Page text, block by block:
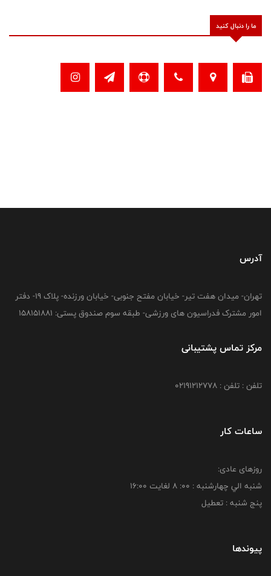
ما را دنبال کنید
آدرس
تهران- میدان هفت تیر- خیابان مفتح جنوبی- خیابان ورزنده- پلاک 19- دفتر
امور مشترک فدراسیون های ورزشی- طبقه سوم صندوق پستی: 158151881
مرکز تماس پشتیبانی
تلفن : تلفن : 02191212778
ساعات کار
روزهای عادی:
شنبه الي چهارشنبه : 00: 8 لغايت 16:00
پنج شنبه : تعطیل
پیوندها